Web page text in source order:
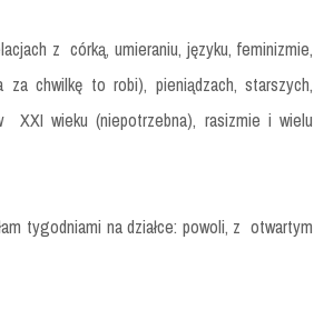
z córką, umieraniu, języku, feminizmie,
za chwilkę to robi), pieniądzach, starszych,
XXI wieku (niepotrzebna), rasizmie i wielu
tygodniami na działce: powoli, z otwartym